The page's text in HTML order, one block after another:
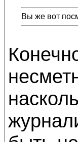
Вы же вот